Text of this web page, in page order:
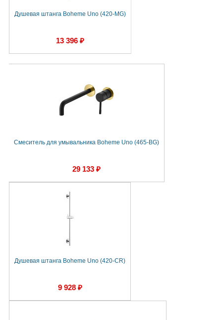
Душевая штанга Boheme Uno (420-MG)
13 396 ₽
Смеситель для умывальника Boheme Uno (465-BG)
29 133 ₽
Душевая штанга Boheme Uno (420-CR)
9 928 ₽